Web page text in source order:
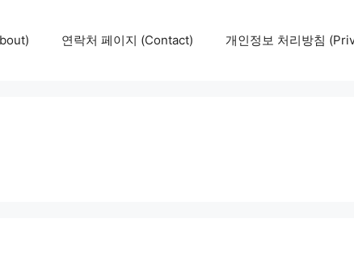
연락처 페이지 (Contact) 개인정보 처리방침